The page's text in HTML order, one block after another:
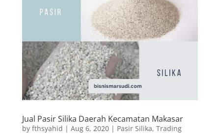
Jual Pasir Silika Daerah Kecamatan Makasar
by fthsyahid | Aug 6, 2020| Pasir Silika, Trading